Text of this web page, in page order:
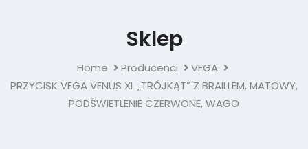
Sklep
Home Producenci
VEGA
PRZYCISK VEGA VENUS XL „TRÓJKĄT” Z BRAILLEM, MATOWY,
PODŚWIETLENIE CZERWONE, WAGO